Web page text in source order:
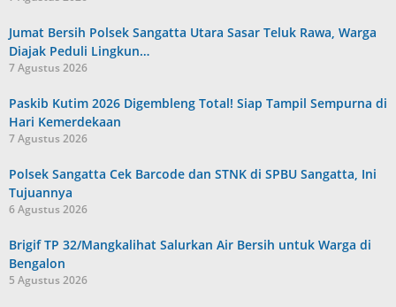
Jumat Bersih Polsek Sangatta Utara Sasar Teluk Rawa, Warga
Diajak Peduli Lingkun…
7 Agustus 2026
Paskib Kutim 2026 Digembleng Total! Siap Tampil Sempurna di
Hari Kemerdekaan
7 Agustus 2026
Polsek Sangatta Cek Barcode dan STNK di SPBU Sangatta, Ini
Tujuannya
6 Agustus 2026
Brigif TP 32/Mangkalihat Salurkan Air Bersih untuk Warga di
Bengalon
5 Agustus 2026